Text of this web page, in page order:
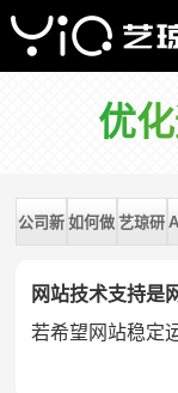
优
公司新 如何做 艺琼研
网站技术支持是
若希望网站稳定
家建站服务完